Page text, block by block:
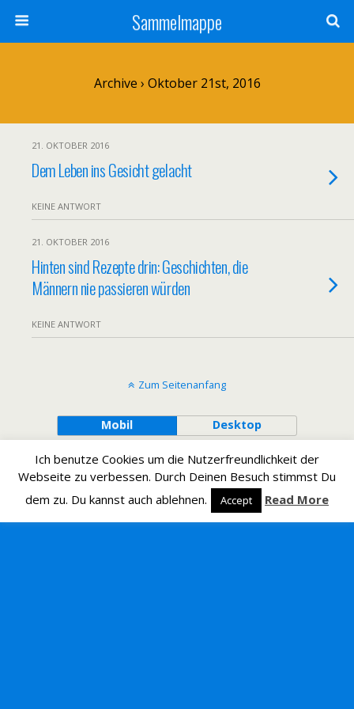
Sammelmappe
Archive › Oktober 21st, 2016
21. OKTOBER 2016
Dem Leben ins Gesicht gelacht
KEINE ANTWORT
21. OKTOBER 2016
Hinten sind Rezepte drin: Geschichten, die
Männern nie passieren würden
KEINE ANTWORT
Zum Seitenanfang
Mobil Desktop
Ich benutze Cookies um die Nutzerfreundlichkeit der
Webseite zu verbessen. Durch Deinen Besuch stimmst Du
dem zu. Du kannst auch ablehnen.
Accept Read More